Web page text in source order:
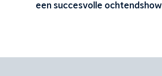
een succesvolle ochtendshow